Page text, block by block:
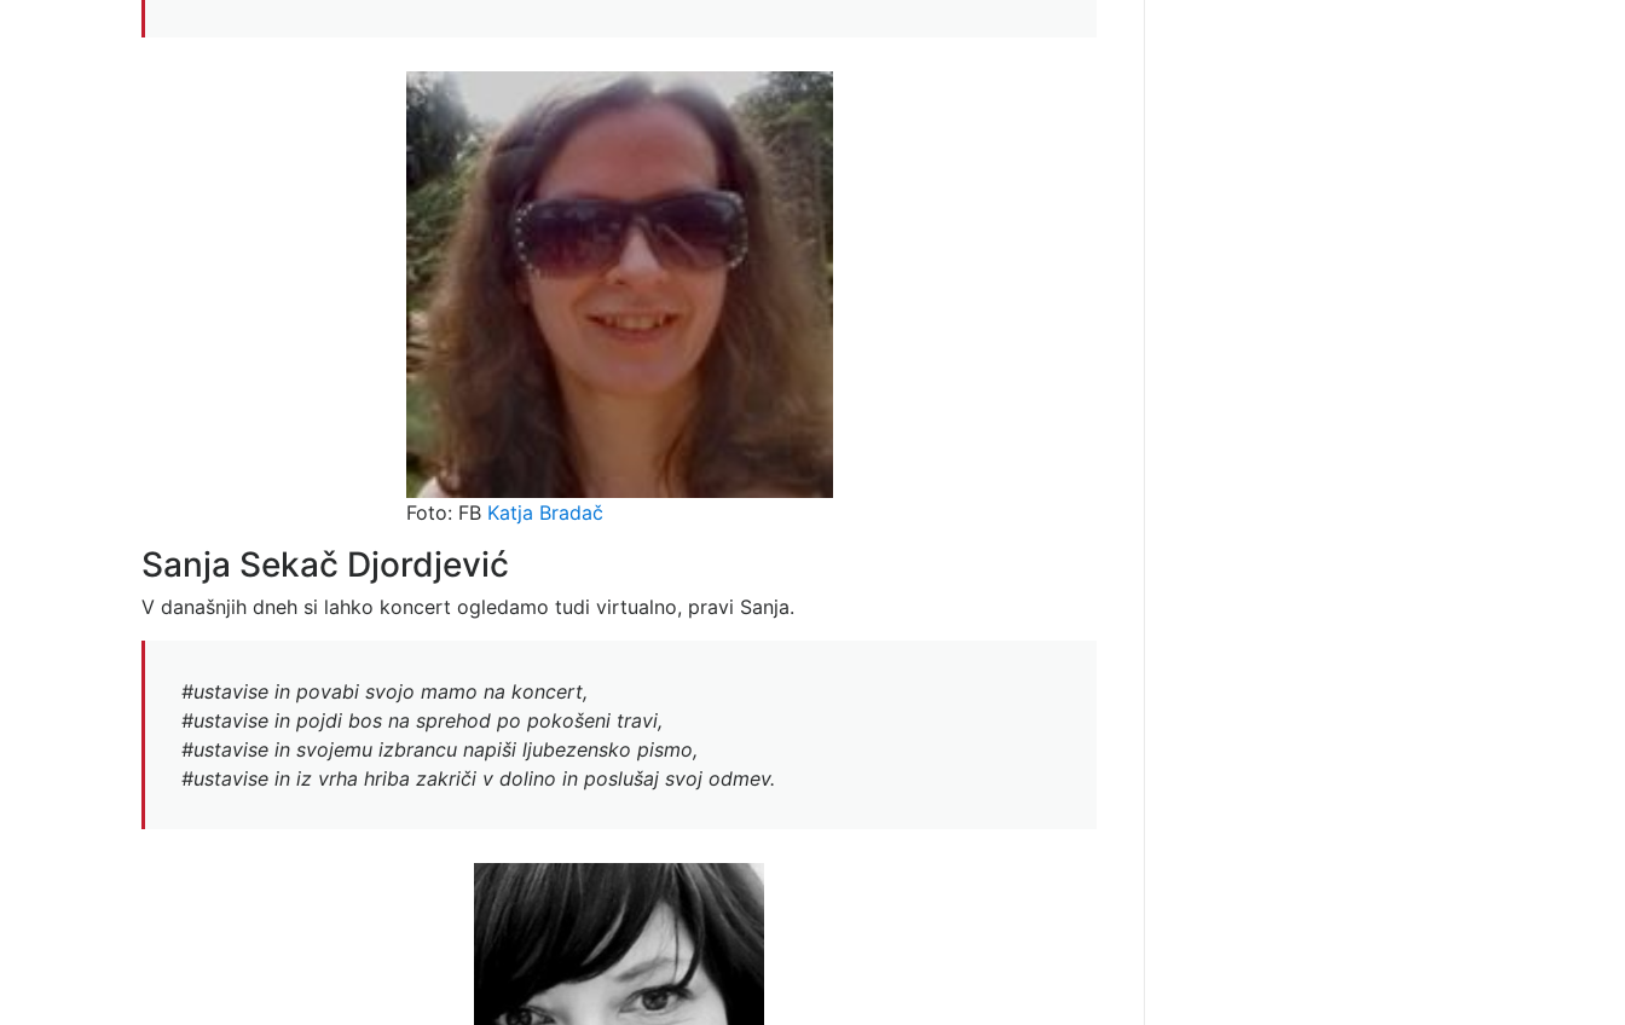
Foto: FB Katja Bradač
Sanja Sekač Djordjević
V današnjih dneh si lahko koncert ogledamo tudi virtualno, pravi Sanja.
#ustavise in povabi svojo mamo na koncert,
#ustavise in pojdi bos na sprehod po pokošeni travi,
#ustavise in svojemu izbrancu napiši ljubezensko pismo,
#ustavise in iz vrha hriba zakriči v dolino in poslušaj svoj odmev.